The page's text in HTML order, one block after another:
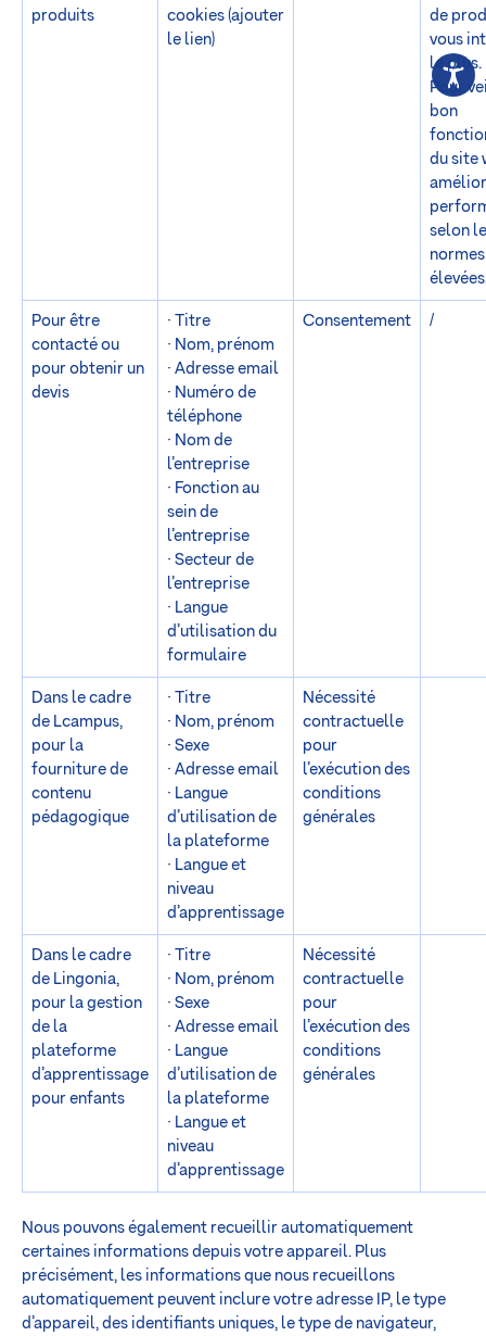
produits
cookies (ajouter
le lien)
de
vous
le plus.
Pour
bon
du site
selon
Pour être
contacté ou
pour obtenir un
devis
· Titre
· Nom, prénom
· Adresse email
· Numéro de
téléphone
· Nom de
l’entreprise
· Fonction au
sein de
l’entreprise
· Secteur de
l’entreprise
· Langue
d’utilisation du
formulaire
Consentement /
Dans le cadre
de Lcampus,
pour la
fourniture de
contenu
pédagogique
· Titre
· Nom, prénom
· Sexe
· Adresse email
· Langue
d’utilisation de
la plateforme
· Langue et
niveau
d’apprentissage
Nécessité
contractuelle
pour
l’exécution des
conditions
générales
Dans le cadre
de Lingonia,
pour la gestion
de la
plateforme
d’apprentissage
pour enfants
· Titre
· Nom, prénom
· Sexe
· Adresse email
· Langue
d’utilisation de
la plateforme
· Langue et
niveau
d’apprentissage
Nécessité
contractuelle
pour
l’exécution des
conditions
générales
Nous pouvons également recueillir automatiquement
certaines informations depuis votre appareil. Plus
précisément, les informations que nous recueillons
automatiquement peuvent inclure votre adresse IP, le type
d’appareil, des identifiants uniques, le type de navigateur,